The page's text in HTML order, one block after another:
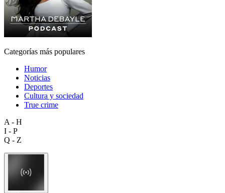
Categorías más populares
Humor
Noticias
Deportes
Cultura y sociedad
True crime
A - H
I - P
Q - Z